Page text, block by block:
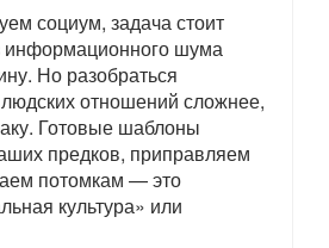
социум, задача стоит
информационного шума
Но разобраться
отношений сложнее,
Готовые шаблоны
предков, приправляем
потомкам — это
культура» или